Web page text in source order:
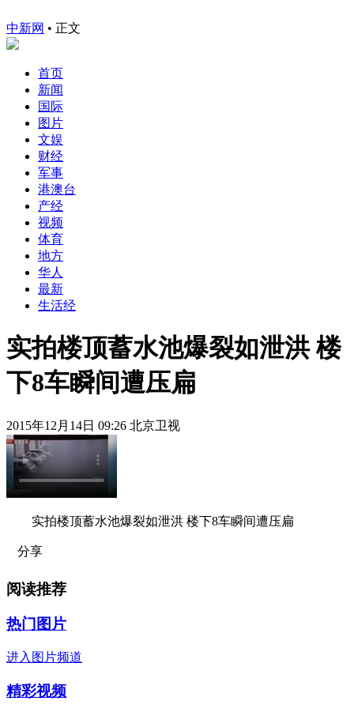
中新网 • 正文
首页
新闻
国际
图片
文娱
财经
军事
港澳台
产经
视频
体育
地方
华人
最新
生活经
实拍楼顶蓄水池爆裂如泄洪 楼
下8车瞬间遭压扁
2015年12月14日 09:26 北京卫视
实拍楼顶蓄水池爆裂如泄洪 楼下8车瞬间遭压扁
分享
阅读推荐
热门图片
进入图片频道
精彩视频